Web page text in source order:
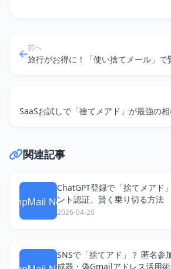
前へ
関連記事
ChatGPT登録で「捨てメアド
ント認証、賢く乗り切る方法
2026-04-20
SNSで「捨てアド」？ 匿名参
成器・偽Gmailアドレス活用術